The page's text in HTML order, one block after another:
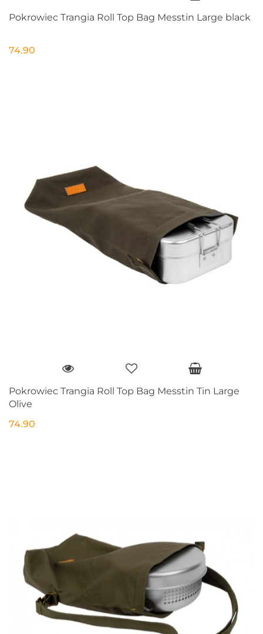
Pokrowiec Trangia Roll Top Bag Messtin Large black
74.90
Pokrowiec Trangia Roll Top Bag Messtin Tin Large
Olive
74.90